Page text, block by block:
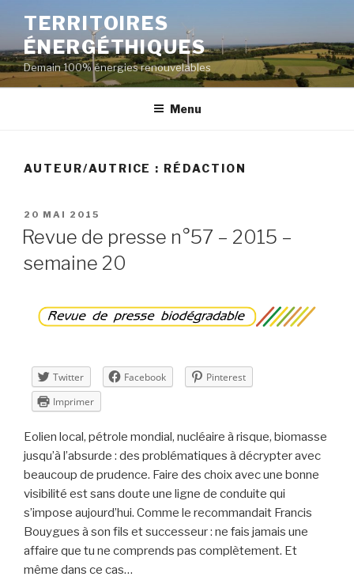
contenu
principal
TERRITOIRES
ÉNERGÉTHIQUES
Demain 100% énergies renouvelables
Menu
AUTEUR/AUTRICE : RÉDACTION
PUBLIÉ
LE
20 MAI 2015
Revue de presse n°57 – 2015 –
semaine 20
Twitter Facebook
Pinterest
Imprimer
Eolien local, pétrole mondial, nucléaire à risque, biomasse
jusqu’à l’absurde : des problématiques à décrypter avec
beaucoup de prudence. Faire des choix avec une bonne
visibilité est sans doute une ligne de conduite qui
s’impose aujourd’hui. Comme le recommandait Francis
Bouygues à son fils et successeur : ne fais jamais une
affaire que tu ne comprends pas complètement. Et
même dans ce cas…